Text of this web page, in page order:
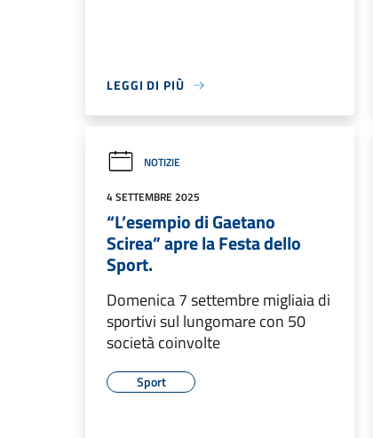
LEGGI DI PIÙ
NOTIZIE
4 SETTEMBRE 2025
“L’esempio di Gaetano
Scirea” apre la Festa dello
Sport.
Domenica 7 settembre migliaia di
sportivi sul lungomare con 50
società coinvolte
Sport